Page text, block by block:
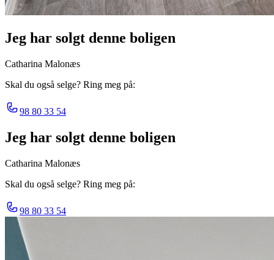
Jeg har solgt denne boligen
Catharina Malonæs
Skal du også selge? Ring meg på:
98 80 33 54
Jeg har solgt denne boligen
Catharina Malonæs
Skal du også selge? Ring meg på:
98 80 33 54